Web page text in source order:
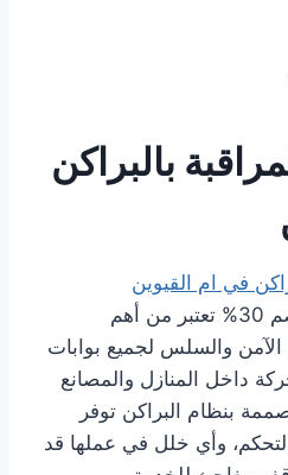
بالبراكن
في ام القيوين
خصم 30% تعتبر من أهم
والسلس لجميع بوابات
داخل المنازل والمصانع
بنظام البراكن توفر
وأي خلل في عملها قد